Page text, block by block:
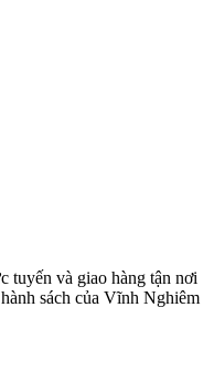
tuyến và giao hàng tận nơi
sách của Vĩnh Nghiêm